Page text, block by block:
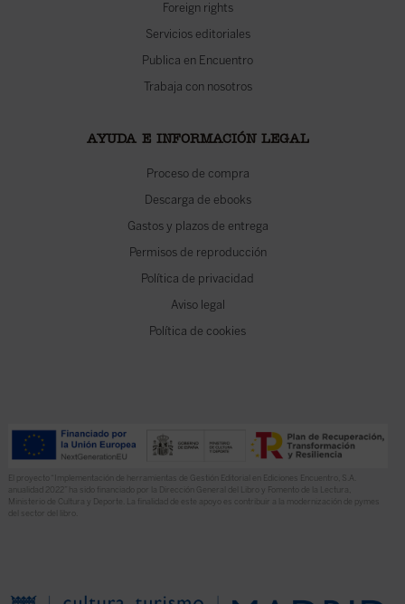
Foreign rights
Servicios editoriales
Publica en Encuentro
Trabaja con nosotros
AYUDA E INFORMACIÓN LEGAL
Proceso de compra
Descarga de ebooks
Gastos y plazos de entrega
Permisos de reproducción
Política de privacidad
Aviso legal
Política de cookies
El proyecto “Implementación de herramientas de Gestión Editorial en Ediciones Encuentro, S.A.
anualidad 2022” ha sido financiado por la Dirección General del Libro y Fomento de la Lectura,
Ministerio de Cultura y Deporte. La finalidad de este apoyo es contribuir a la modernización de pymes
del sector del libro.